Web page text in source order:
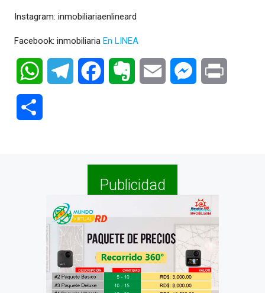
Instagram: inmobiliariaenlineard
Facebook: inmobiliaria En LINEA
WhatsAppTelegram FacebookEvernote Email Messenger
Publicidad